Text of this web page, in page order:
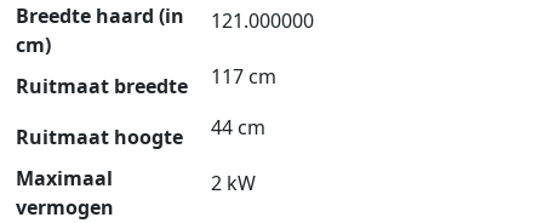
Breedte haard (in
cm)
121.000000
Ruitmaat breedte 117 cm
Ruitmaat hoogte
44 cm
Maximaal
vermogen
2 kW